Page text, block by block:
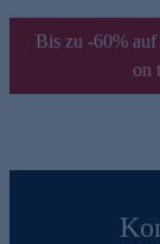
Bis zu -60%
on